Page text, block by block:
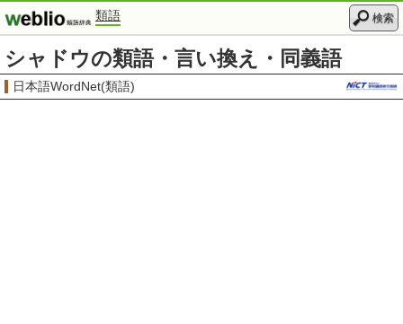
類語 検索
シャドウの類語・言い換え・同義語
日本語WordNet(類語)